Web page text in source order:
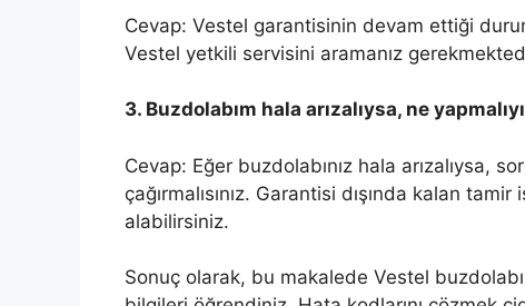
Cevap: Vestel garantisinin devam ettiği
Vestel yetkili servisini aramanız
3. Buzdolabım hala arızalıysa, ne
Cevap: Eğer buzdolabınız hala arızalıysa,
çağırmalısınız. Garantisi dışında kalan
alabilirsiniz.
Sonuç olarak, bu makalede Vestel